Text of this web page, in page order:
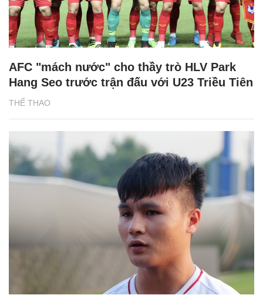
THỂ THAO
AFC "mách nước" cho thầy trò HLV Park
Hang Seo trước trận đấu với U23 Triều Tiên